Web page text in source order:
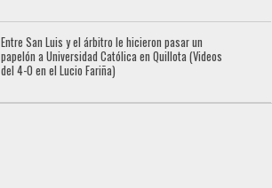
Entre San Luis y el árbitro le hicieron pasar un
papelón a Universidad Católica en Quillota (Videos
del 4-0 en el Lucio Fariña)